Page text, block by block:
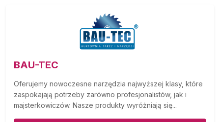
BAU-TEC
Oferujemy nowoczesne narzędzia najwyższej klasy, które
zaspokajają potrzeby zarówno profesjonalistów, jak i
majsterkowiczów. Nasze produkty wyróżniają się...